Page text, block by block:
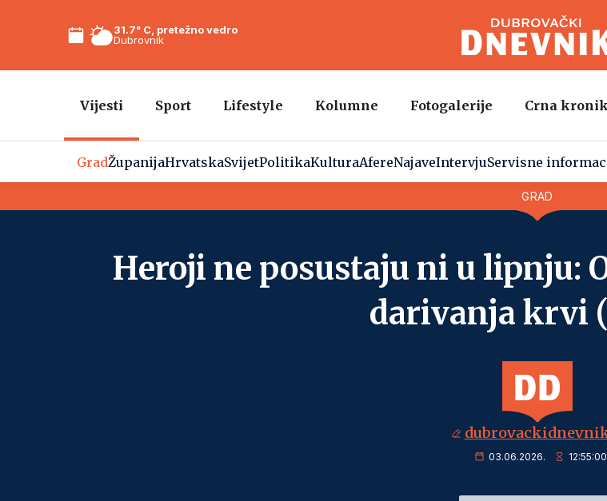
31.7° C, pretežno vedro
Dubrovnik
Vijesti
GradŽupanijaHrvatskaSvijetPolitikaKulturaAfereNajaveIntervjuServisne
Sport Lifestyle Kolumne Fotogalerije Crna
GRAD
Heroji ne posustaju ni u lipnju:
darivanja krvi
03.06.2026. 12:55:00